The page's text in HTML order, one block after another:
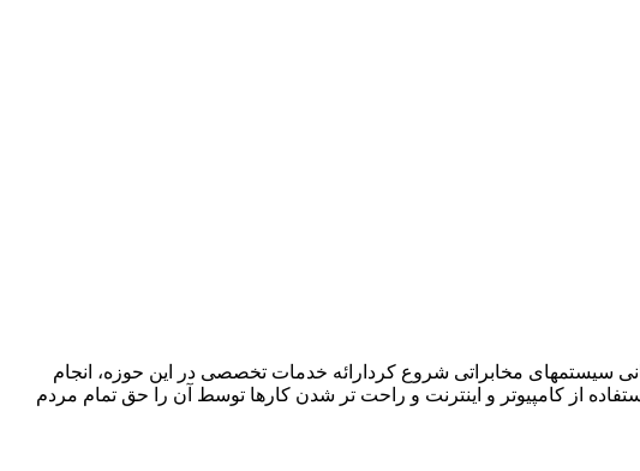
سال ۱۳۸۵ کار خود را در زمینه فروش ،اجرا و پشتیبانی سیستمهای مخابراتی شروع کردارائه خدمات تخصصی در این حوزه، انجام
از کامپیوتر و اینترنت و راحت تر شدن کارها توسط آن را حق تمام مردم